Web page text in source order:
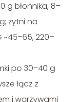
g błonnika, 8–
żytni na
~45–65, 220–
po 30–40 g
łącz z
i warzywami